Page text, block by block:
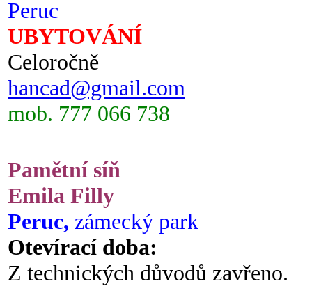
Peruc
UBYTOVÁNÍ
Celoročně
hancad@gmail.com
mob. 777 066 738
Pamětní síň
Emila Filly
Peruc, zámecký park
Otevírací doba:
Z technických důvodů zavřeno.